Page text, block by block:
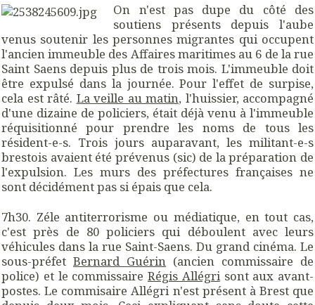
On n'est pas dupe du côté des
soutiens présents depuis l'aube
venus soutenir les personnes migrantes qui occupent
l'ancien immeuble des Affaires maritimes au 6 de la rue
Saint Saens depuis plus de trois mois. L'immeuble doit
être expulsé dans la journée. Pour l'effet de surpise,
cela est râté. La veille au matin, l'huissier, accompagné
d'une dizaine de policiers, était déjà venu à l'immeuble
réquisitionné pour prendre les noms de tous les
résident-e-s. Trois jours auparavant, les militant-e-s
brestois avaient été prévenus (sic) de la préparation de
l'expulsion. Les murs des préfectures françaises ne
sont décidément pas si épais que cela.
7h30. Zéle antiterrorisme ou médiatique, en tout cas,
c'est près de 80 policiers qui déboulent avec leurs
véhicules dans la rue Saint-Saens. Du grand cinéma. Le
sous-préfet Bernard Guérin (ancien commissaire de
police) et le commissaire Régis Allégrisont aux avant-
postes. Le commisaire Allégri n'est présent à Brest que